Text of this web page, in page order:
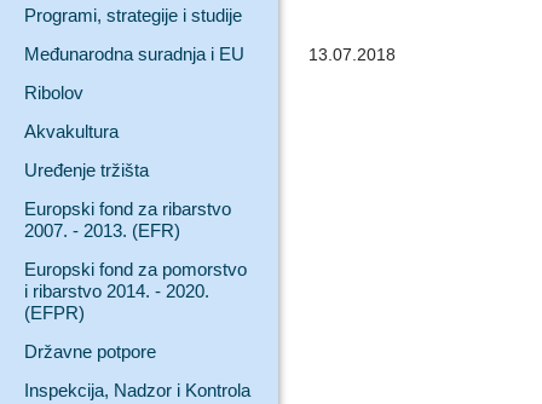
Programi, strategije i studije
Međunarodna suradnja i EU
Ribolov
Akvakultura
Uređenje tržišta
Europski fond za ribarstvo
2007. - 2013. (EFR)
Europski fond za pomorstvo
i ribarstvo 2014. - 2020.
(EFPR)
Državne potpore
Inspekcija, Nadzor i Kontrola
13.07.2018